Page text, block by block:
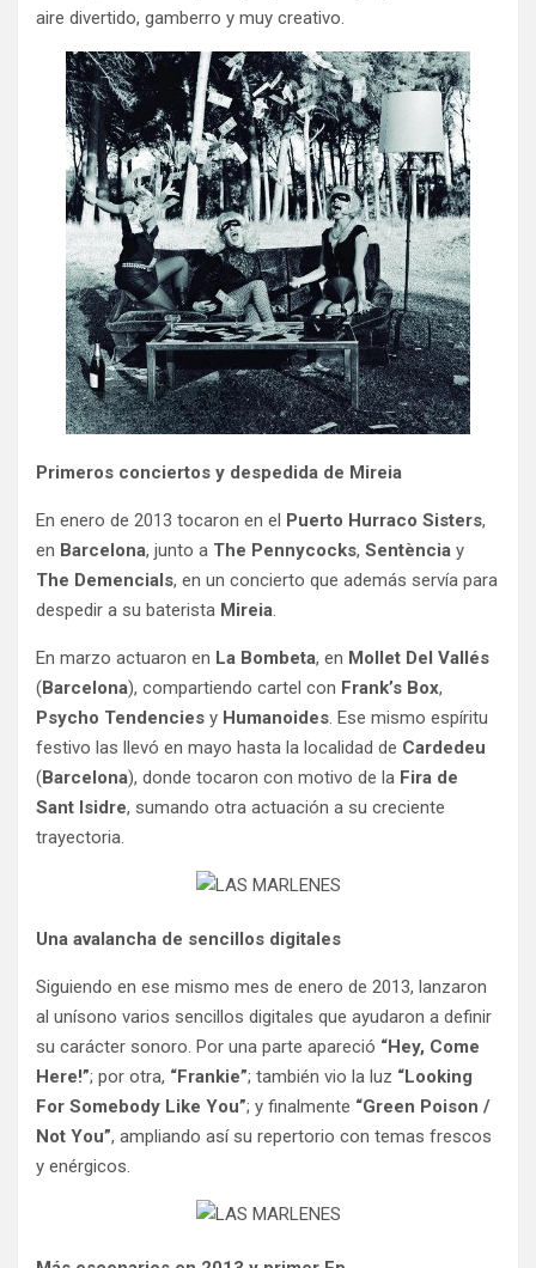
aire divertido, gamberro y muy creativo.
Primeros conciertos y despedida de Mireia
En enero de 2013 tocaron en el Puerto Hurraco Sisters,
en Barcelona, junto a The Pennycocks, Sentència y
The Demencials, en un concierto que además servía para
despedir a su baterista Mireia.
En marzo actuaron en La Bombeta, en Mollet Del Vallés
(Barcelona), compartiendo cartel con Frank’s Box,
Psycho Tendencies y Humanoides. Ese mismo espíritu
festivo las llevó en mayo hasta la localidad de Cardedeu
(Barcelona), donde tocaron con motivo de la Fira de
Sant Isidre, sumando otra actuación a su creciente
trayectoria.
Una avalancha de sencillos digitales
Siguiendo en ese mismo mes de enero de 2013, lanzaron
al unísono varios sencillos digitales que ayudaron a definir
su carácter sonoro. Por una parte apareció “Hey, Come
Here!”; por otra, “Frankie”; también vio la luz “Looking
For Somebody Like You”; y finalmente “Green Poison /
Not You”, ampliando así su repertorio con temas frescos
y enérgicos.